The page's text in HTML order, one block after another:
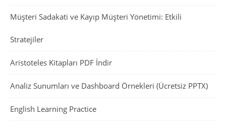
Müşteri Sadakati ve Kayıp Müşteri Yönetimi: Etkili
Stratejiler
Aristoteles Kitapları PDF İndir
Analiz Sunumları ve Dashboard Örnekleri (Ücretsiz PPTX)
English Learning Practice